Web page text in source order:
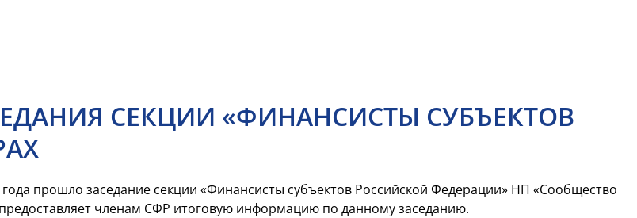
СЕКЦИИ «ФИНАНСИСТЫ СУБЪЕКТОВ
прошло заседание секции «Финансисты субъектов Российской Федерации» НП «Сообщество
членам СФР итоговую информацию по данному заседанию.